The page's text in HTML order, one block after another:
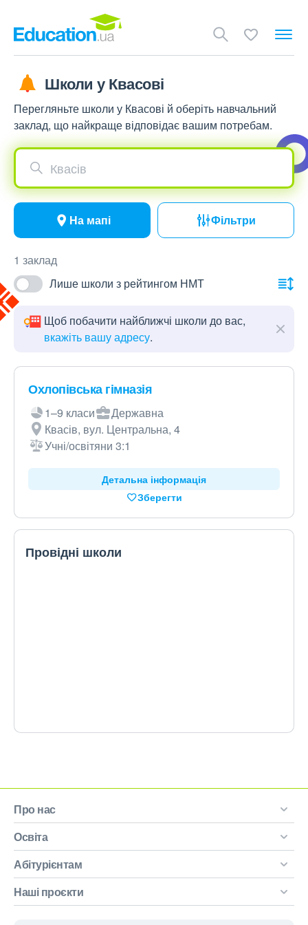
Школи у Квасові
Перегляньте школи у Квасові й оберіть навчальний
заклад, що найкраще відповідає вашим потребам.
Квасів
На мапі Фільтри
1 заклад
Лише школи з рейтингом НМТ
Щоб побачити найближчі школи до вас,
вкажіть вашу адресу.
Охлопівська гімназія
1–9 класи
Державна
Квасів, вул. Центральна, 4
Учні/освітяни 3:1
Детальна інформація
Зберегти
Провідні школи
Про нас
Освіта
Абітурієнтам
Наші проєкти